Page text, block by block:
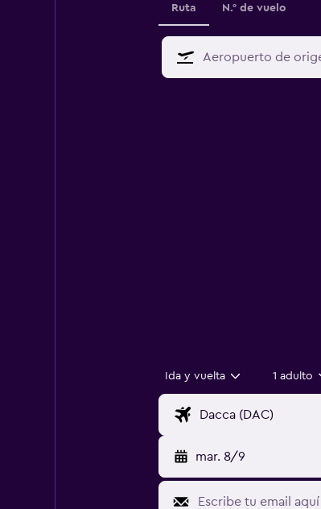
Ruta N.° de vuelo
Ida y vuelta 1 adulto
mar. 8/9